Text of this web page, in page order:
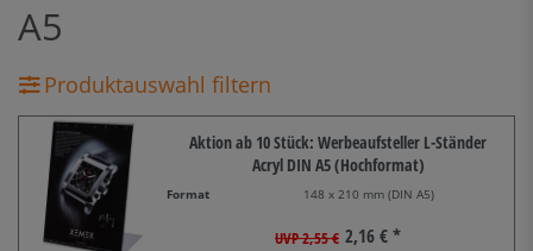
A5
Produktauswahl filtern
Aktion ab 10 Stück: Werbeaufsteller L-Ständer
Acryl DIN A5 (Hochformat)
Format 148 x 210 mm (DIN A5)
UVP 2,55 € 2,16 € *